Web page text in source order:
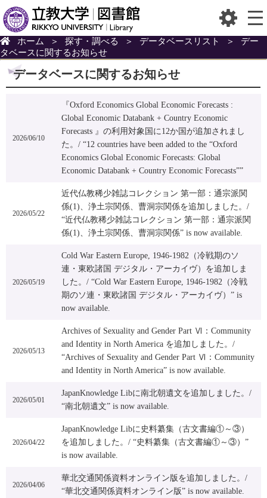
ホーム ＞ 探す・調べる ＞ データベースリスト ＞
デー
タベースに関するお知らせ
データベースに関するお知らせ
2026/06/10
『Oxford Economics Global Economic Forecasts :
Global Economic Databank + Country Economic
Forecasts 』の利用対象国に12か国が追加されまし
た。/ “12 countries have been added to the “Oxford
Economics Global Economic Forecasts: Global
Economic Databank + Country Economic Forecasts””
2026/05/22
近代仏教稀少雑誌コレクション 第一部：通宗派関
係(1)、浄土宗関係、曹洞宗関係を追加しました。/
“近代仏教稀少雑誌コレクション 第一部：通宗派関
係(1)、浄土宗関係、曹洞宗関係” is now available.
2026/05/19
Cold War Eastern Europe, 1946-1982（冷戦期のソ
連・東欧諸国 デジタル・アーカイヴ）を追加しま
した。/ “Cold War Eastern Europe, 1946-1982（冷戦
期のソ連・東欧諸国 デジタル・アーカイヴ）” is
now available.
2026/05/13
Archives of Sexuality and Gender Part Ⅵ：Community
and Identity in North America を追加しました。/
“Archives of Sexuality and Gender Part Ⅵ：Community
and Identity in North America” is now available.
2026/05/01
JapanKnowledge Libに南北朝遺文を追加しました。/
“南北朝遺文” is now available.
2026/04/22
JapanKnowledge Libに史料纂集（古文書編①～③）
を追加しました。/ “史料纂集（古文書編①～③）”
is now available.
2026/04/06
華北交通関係資料オンライン版を追加しました。/
“華北交通関係資料オンライン版” is now available.